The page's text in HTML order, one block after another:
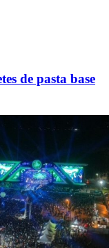
de pasta base